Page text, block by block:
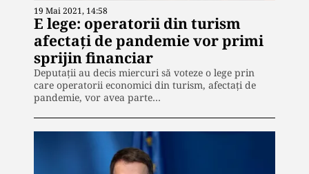
19 Mai 2021, 14:58
E lege: operatorii din turism
afectați de pandemie vor primi
sprijin financiar
Deputații au decis miercuri să voteze o lege prin
care operatorii economici din turism, afectați de
pandemie, vor avea parte…